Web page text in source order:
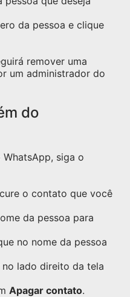
da pessoa e clique
remover uma
um administrador do
do
siga o
o contato que você
da pessoa para
no nome da pessoa
lado direito da tela
Apagar contato.